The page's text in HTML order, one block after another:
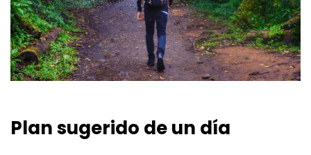
Plan sugerido de un día